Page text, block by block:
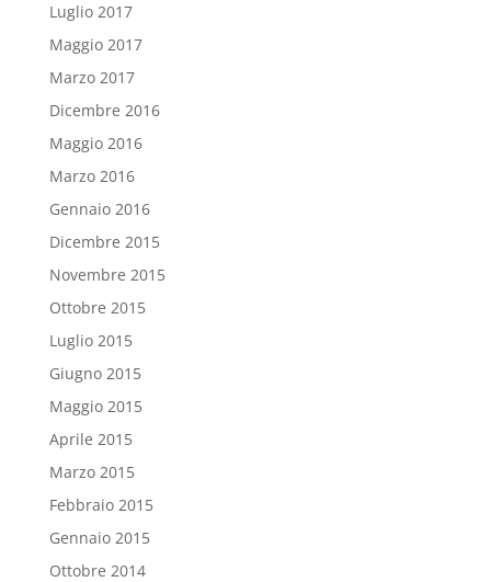
Luglio 2017
Maggio 2017
Marzo 2017
Dicembre 2016
Maggio 2016
Marzo 2016
Gennaio 2016
Dicembre 2015
Novembre 2015
Ottobre 2015
Luglio 2015
Giugno 2015
Maggio 2015
Aprile 2015
Marzo 2015
Febbraio 2015
Gennaio 2015
Ottobre 2014